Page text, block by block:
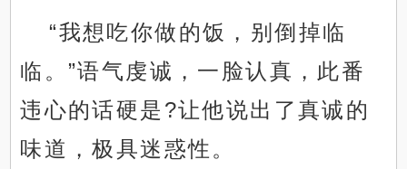
“我想吃你做的饭，别倒掉临
临。”语气虔诚，一脸认真，此番
违心的话硬是?让他说出了真诚的
味道，极具迷惑性。